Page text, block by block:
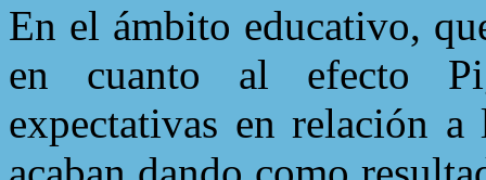
En el ámbito educativo,
en cuanto al efecto
expectativas en relación a